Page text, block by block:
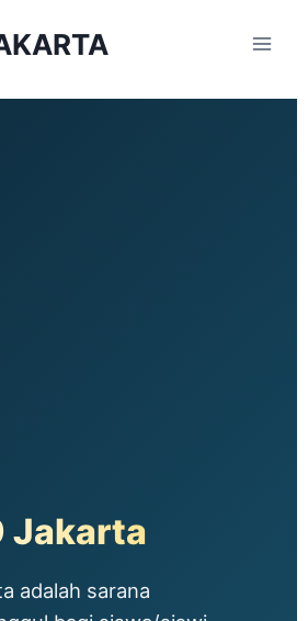
Jakarta
adalah sarana